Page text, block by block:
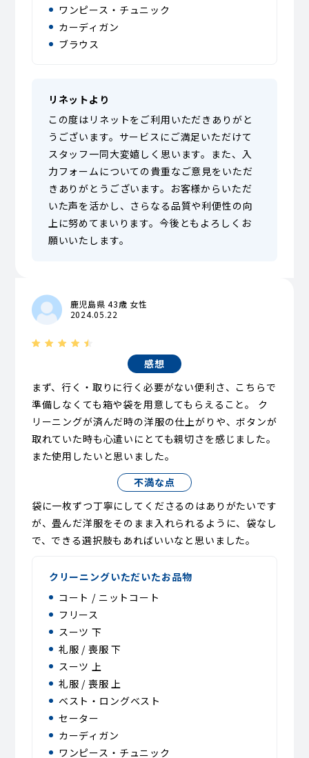
ワンピース・チュニック
カーディガン
ブラウス
リネットより
この度はリネットをご利用いただきありがと
うございます。サービスにご満足いただけて
スタッフ一同大変嬉しく思います。また、入
力フォームについての貴重なご意見をいただ
きありがとうございます。お客様からいただ
いた声を活かし、さらなる品質や利便性の向
上に努めてまいります。今後ともよろしくお
願いいたします。
鹿児島県 43歳 女性
2024.05.22
感想
まず、行く・取りに行く必要がない便利さ、こちらで
準備しなくても箱や袋を用意してもらえること。 ク
リーニングが済んだ時の洋服の仕上がりや、ボタンが
取れていた時も心遣いにとても親切さを感じました。
また使用したいと思いました。
不満な点
袋に一枚ずつ丁寧にしてくださるのはありがたいです
が、畳んだ洋服をそのまま入れられるように、袋なし
で、できる選択肢もあればいいなと思いました。
クリーニングいただいたお品物
コート / ニットコート
フリース
スーツ 下
礼服 / 喪服 下
スーツ 上
礼服 / 喪服 上
ベスト・ロングベスト
セーター
カーディガン
ワンピース・チュニック